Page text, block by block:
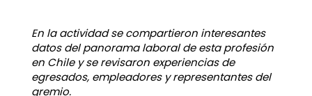
En la actividad se compartieron interesantes
datos del panorama laboral de esta profesión
en Chile y se revisaron experiencias de
egresados, empleadores y representantes del
gremio.